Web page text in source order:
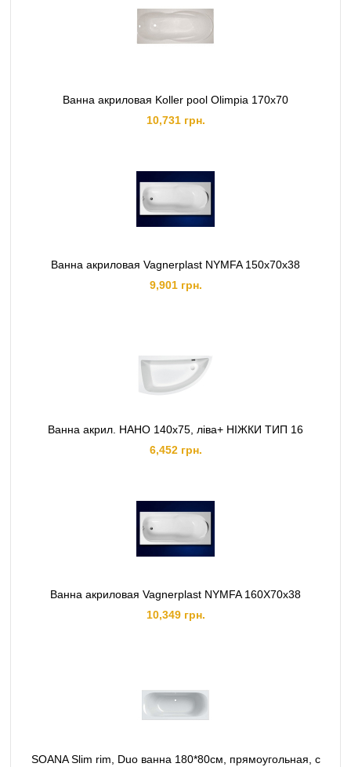
Ванна акриловая Koller pool Olimpia 170x70
10,731 грн.
Ванна акриловая Vagnerplast NYMFA 150x70x38
9,901 грн.
Ванна акрил. НАНО 140х75, ліва+ НІЖКИ ТИП 16
6,452 грн.
Ванна акриловая Vagnerplast NYMFA 160X70x38
10,349 грн.
SOANA Slim rim, Duo ванна 180*80см, прямоугольная, с